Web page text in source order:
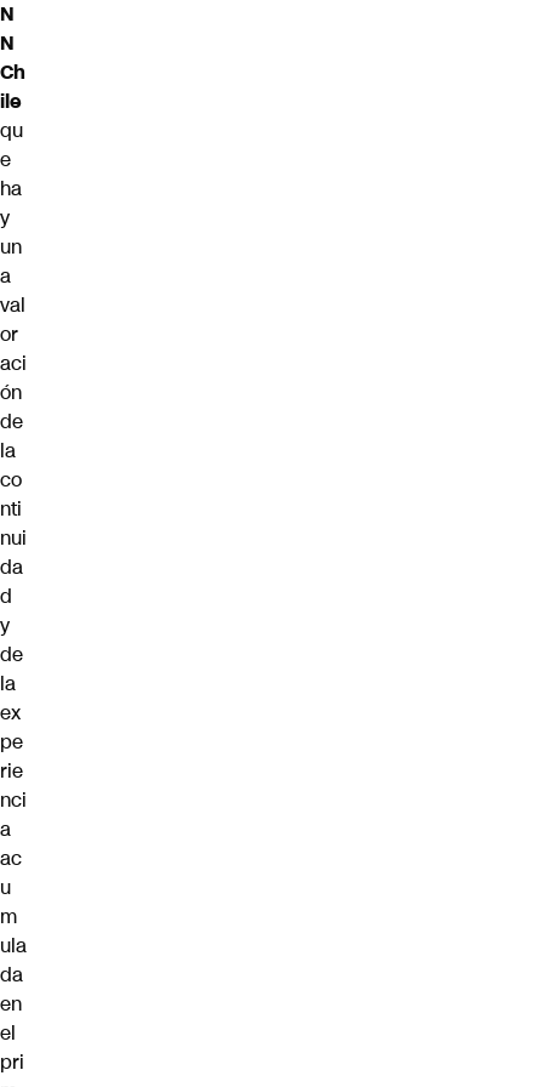
N
N
Ch
ile
qu
e
ha
y
un
a
val
or
aci
ón
de
la
co
nti
nui
da
d
y
de
la
ex
pe
rie
nci
a
ac
u
m
ula
da
en
el
pri